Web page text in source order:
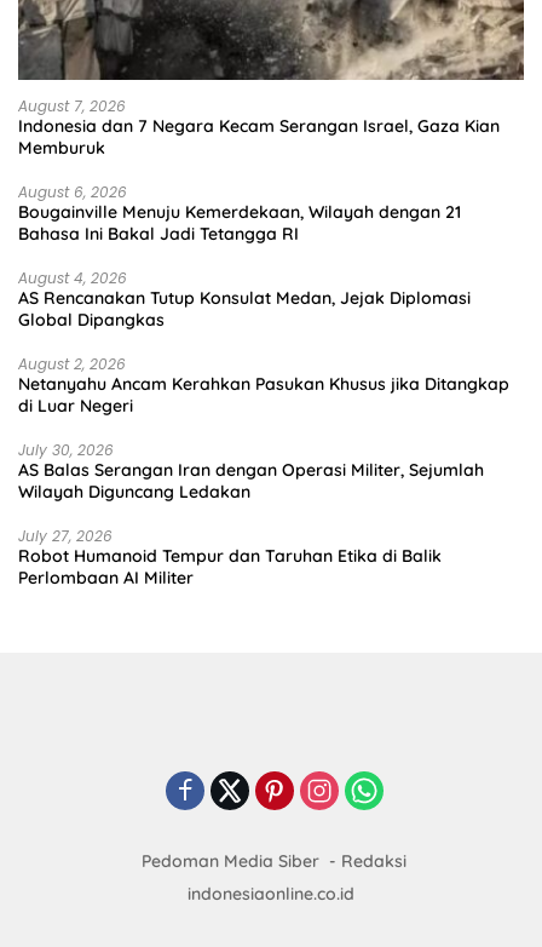
August 7, 2026
Indonesia dan 7 Negara Kecam Serangan Israel, Gaza Kian
Memburuk
August 6, 2026
Bougainville Menuju Kemerdekaan, Wilayah dengan 21
Bahasa Ini Bakal Jadi Tetangga RI
August 4, 2026
AS Rencanakan Tutup Konsulat Medan, Jejak Diplomasi
Global Dipangkas
August 2, 2026
Netanyahu Ancam Kerahkan Pasukan Khusus jika Ditangkap
di Luar Negeri
July 30, 2026
AS Balas Serangan Iran dengan Operasi Militer, Sejumlah
Wilayah Diguncang Ledakan
July 27, 2026
Robot Humanoid Tempur dan Taruhan Etika di Balik
Perlombaan AI Militer
Pedoman Media Siber
Redaksi
indonesiaonline.co.id